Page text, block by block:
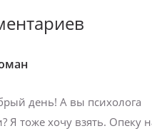
день! А вы психолога
Я тоже хочу взять. Опеку